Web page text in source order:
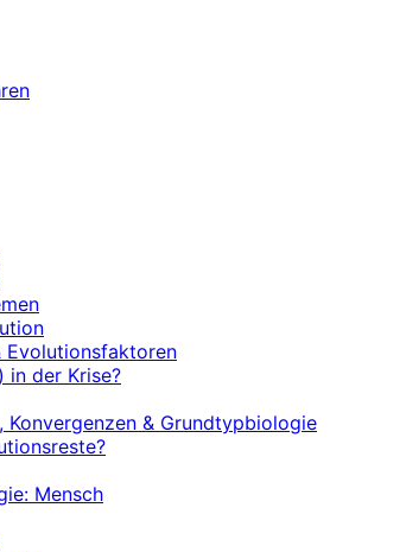
Evolutionsfaktoren
in der Krise?
Konvergenzen & Grundtypbiologie
Mensch